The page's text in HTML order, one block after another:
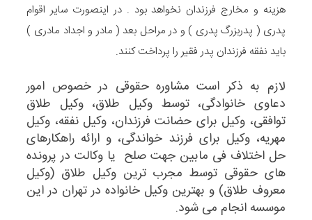
هزینه و مخارج فرزندان نخواهد بود . در اینصورت سایر اقوام
پدری ( پدربزرگ پدری ) و در مراحل بعد ( مادر و اجداد مادری )
باید نفقه فرزندان پدر فقیر را پرداخت کنند.
لازم به ذکر است مشاوره حقوقی در خصوص امور
دعاوی خانوادگی، توسط وکیل طلاق،وکیل طلاق
توافقی، وکیل برای حضانت فرزندان، وکیل نفقه، وکیل
مهریه، وکیل برای فرزند خواندگی، و ارائه راهکارهای
حل اختلاف فی مابین جهت صلح یا وکالت در پرونده
های حقوقی توسط مجرب ترینوکیل طلاق (وکیل
معروف طلاق) و بهترینوکیل خانوادهدر تهران در این
موسسه انجام می شود.